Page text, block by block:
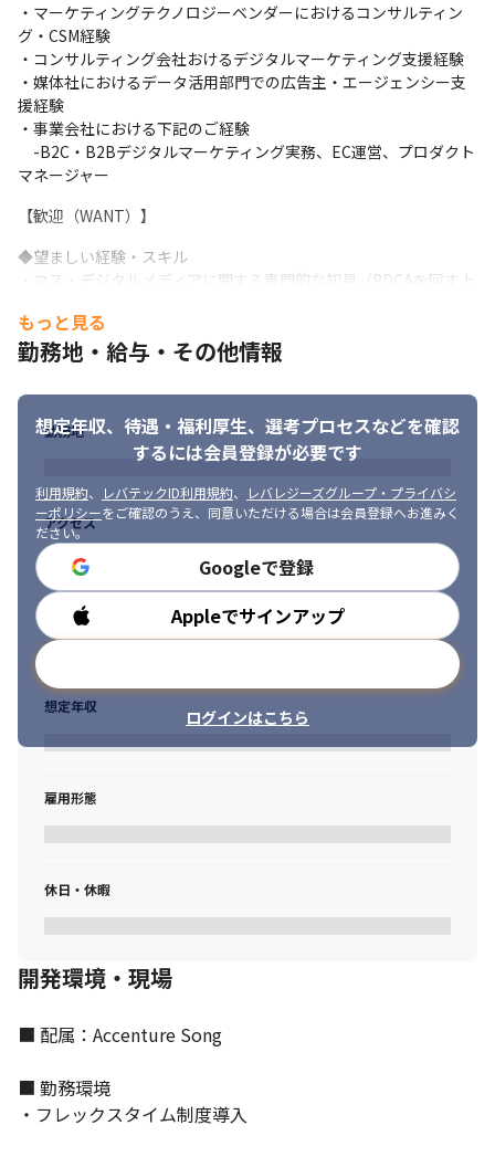
・マーケティングテクノロジーベンダーにおけるコンサルティン
グ・CSM経験
・コンサルティング会社おけるデジタルマーケティング支援経験
・媒体社におけるデータ活用部門での広告主・エージェンシー支
援経験
・事業会社における下記のご経験
-B2C・B2Bデジタルマーケティング実務、EC運営、プロダクト
マネージャー
【歓迎（WANT）】
◆望ましい経験・スキル
・マス・デジタルメディアに関する専門的な知見（PDCAを回す上
・オウンドメディアに関する専門的な知見（アクセス解析、サイ
ト改善分析、など）
・データ分析のスキル（SQL/Pythonを用いたデータ抽出・加工・
集計等）
・マーケティングテクノロジーの利活用スキル
・ビジネスレベルの英語力
もっと見る
勤務地・給与・その他情報
想定年収、待遇・福利厚生、 選考プロセスなどを確認
するには会員登録が必要です
利用規約、 レバテックID利用規約、
レバレジーズグループ・プライバシ
ーポリシーをご確認のうえ、同意いただける場合は会員登録へお進みく
ださい。
Googleで登録
Appleでサインアップ
ログインはこちら
勤務地
アクセス
勤務時間
想定年収
雇用形態
休日・休暇
開発環境・現場
■ 配属：Accenture Song
■ 勤務環境
・フレックスタイム制度導入